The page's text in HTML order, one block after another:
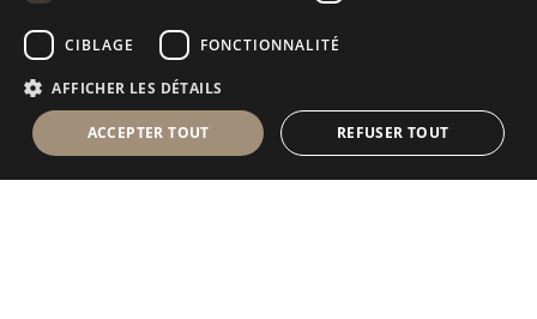
CIBLAGE FONCTIONNALITÉ
AFFICHER LES DÉTAILS
ACCEPTER TOUT REFUSER TOUT